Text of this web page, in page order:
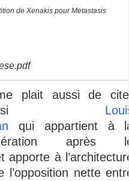
de Xenakis pour Metastasis
plait aussi de
qui appartient à
après
apporte à
l’opposition nette